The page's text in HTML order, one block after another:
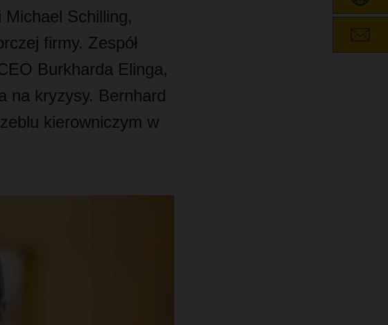
Schilling,
firmy. Zespół
Burkharda Elinga,
na kryzysy. Bernhard
kierowniczym w